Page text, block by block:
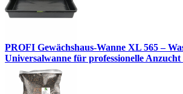
PROFI Gewächshaus-Wanne XL 565 –
Universalwanne für professionelle